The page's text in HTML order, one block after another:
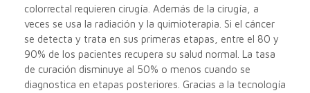
colorrectal requieren cirugía. Además de la cirugía, a
veces se usa la radiación y la quimioterapia. Si el cáncer
se detecta y trata en sus primeras etapas, entre el 80 y
90% de los pacientes recupera su salud normal. La tasa
de curación disminuye al 50% o menos cuando se
diagnostica en etapas posteriores. Gracias a la tecnología